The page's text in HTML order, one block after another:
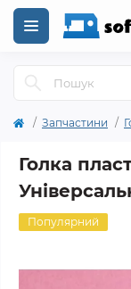
Запчастини
Голка
Популярний